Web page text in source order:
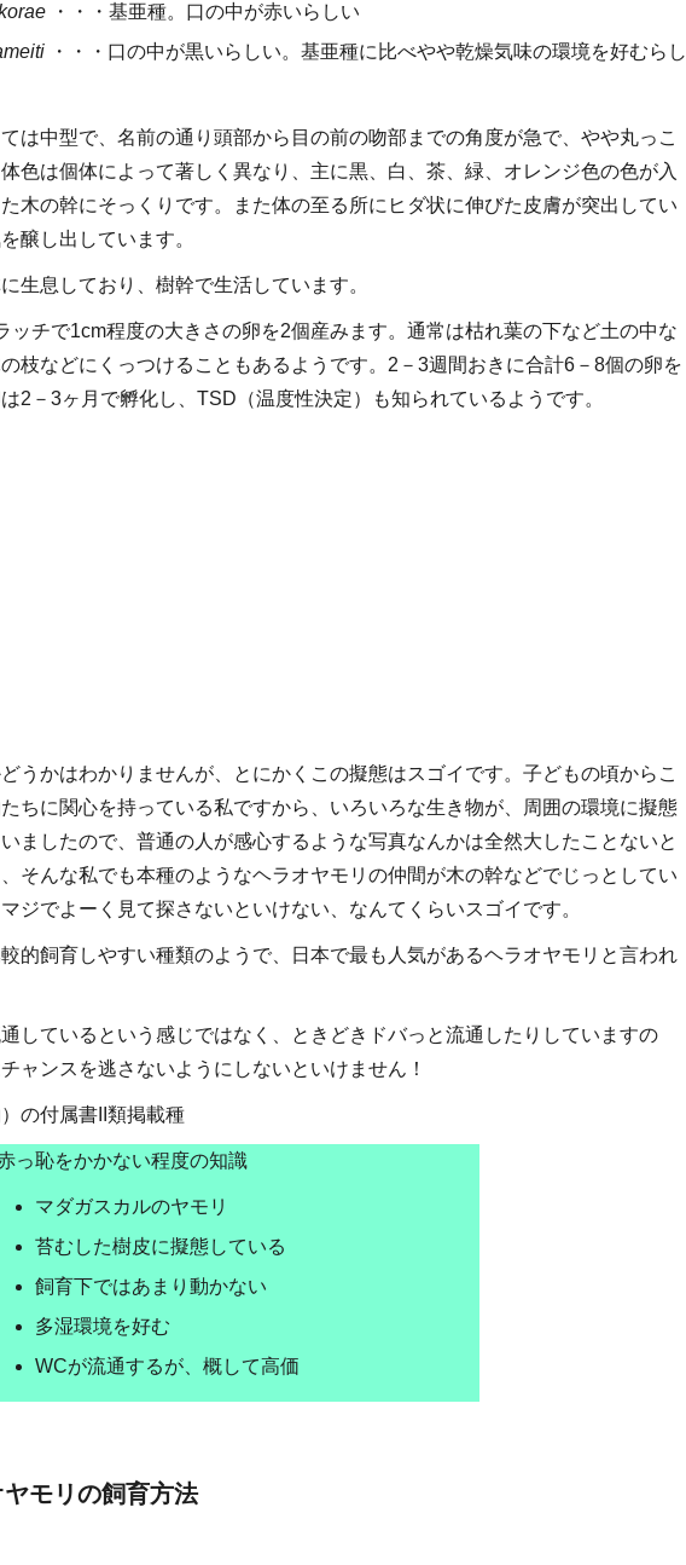
・・・基亜種。口の中が赤いらしい
・・・口の中が黒いらしい。基亜種に比べやや乾燥気味の環境を好むらし
は中型で、名前の通り頭部から目の前の吻部までの角度が急で、やや丸っこ
色は個体によって著しく異なり、主に黒、白、茶、緑、オレンジ色の色が入
木の幹にそっくりです。また体の至る所にヒダ状に伸びた皮膚が突出してい
醸し出しています。
生息しており、樹幹で生活しています。
ッチで1cm程度の大きさの卵を2個産みます。通常は枯れ葉の下など土の中な
枝などにくっつけることもあるようです。2－3週間おきに合計6－8個の卵を
2－3ヶ月で孵化し、TSD（温度性決定）も知られているようです。
うかはわかりませんが、とにかくこの擬態はスゴイです。子どもの頃からこ
ちに関心を持っている私ですから、いろいろな生き物が、周囲の環境に擬態
ましたので、普通の人が感心するような写真なんかは全然大したことないと
そんな私でも本種のようなヘラオヤモリの仲間が木の幹などでじっとしてい
ジでよーく見て探さないといけない、なんてくらいスゴイです。
的飼育しやすい種類のようで、日本で最も人気があるヘラオヤモリと言われ
しているという感じではなく、ときどきドバっと流通したりしていますの
ャンスを逃さないようにしないといけません！
の付属書II類掲載種
っ恥をかかない程度の知識
マダガスカルのヤモリ
苔むした樹皮に擬態している
飼育下ではあまり動かない
多湿環境を好む
WCが流通するが、概して高価
モリの飼育方法